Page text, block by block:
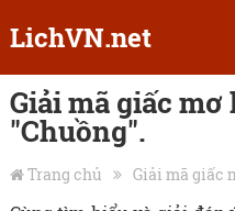
LichVN.net
Giải mã giấc
"Chuồng".
Trang chủ Giải mã giấc